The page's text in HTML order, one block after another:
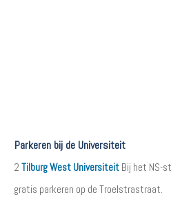
Parkeren bij de Universiteit
2 Tilburg West Universiteit Bij het NS-
gratis parkeren op de Troelstrastraat.